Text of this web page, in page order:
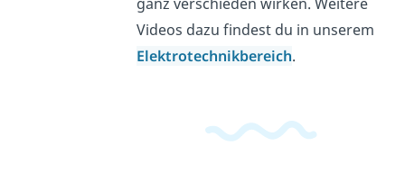
Videos dazu findest du in unserem
Elektrotechnikbereich.